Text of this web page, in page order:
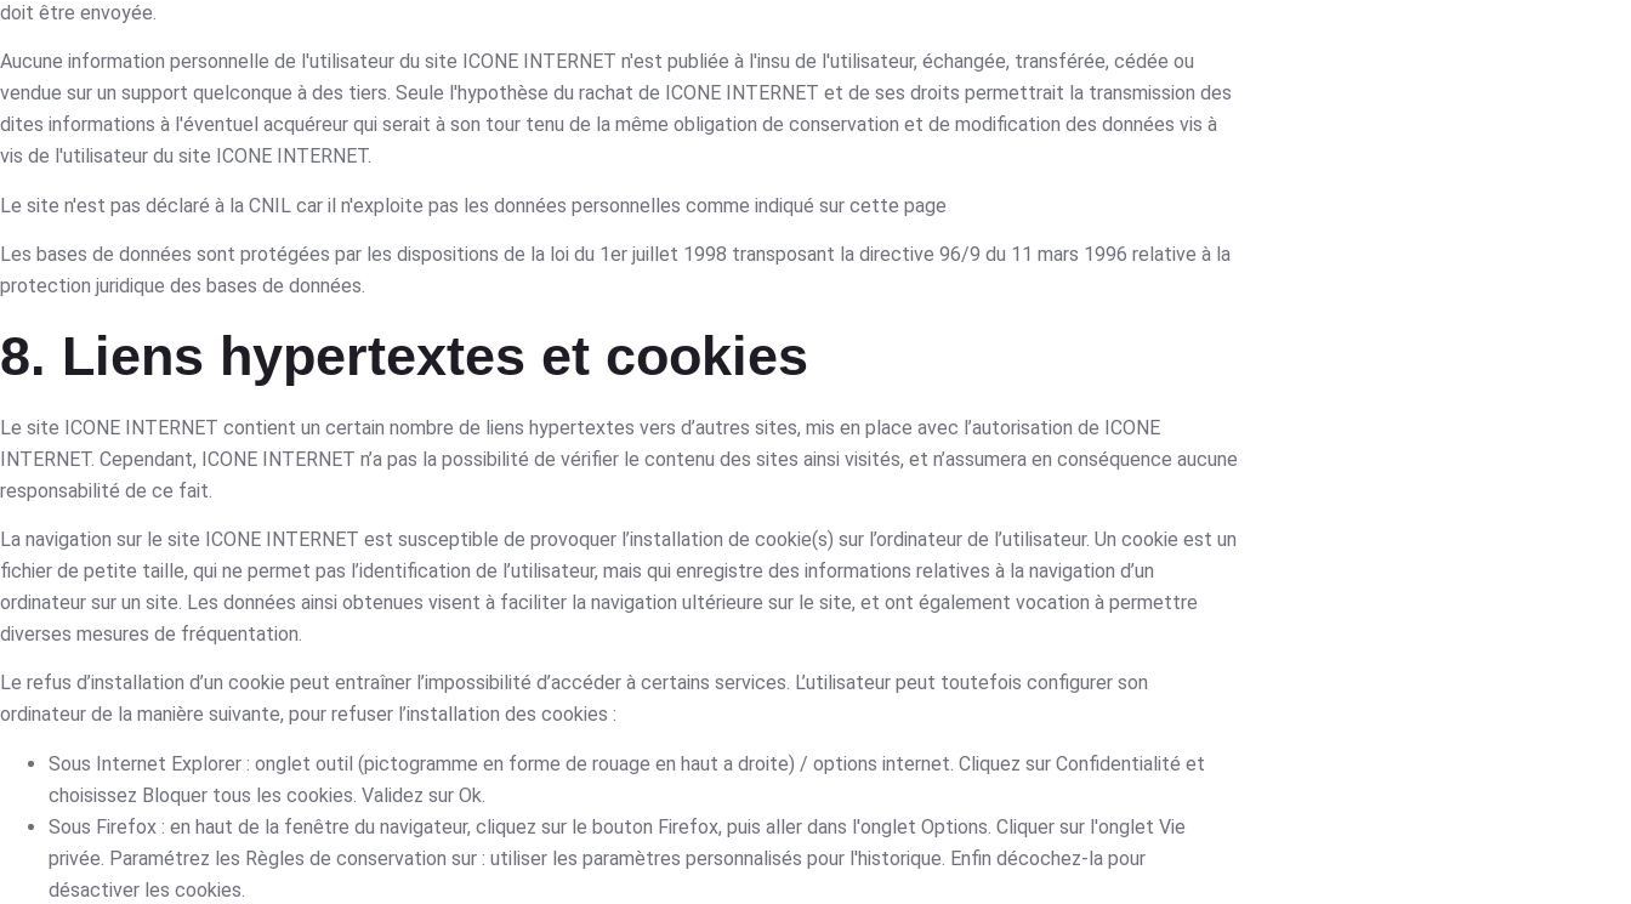
doit être envoyée.
Aucune information personnelle de l'utilisateur du site ICONE INTERNET n'est publiée à l'insu de l'utilisateur, échangée, transférée, cédée ou
vendue sur un support quelconque à des tiers. Seule l'hypothèse du rachat de ICONE INTERNET et de ses droits permettrait la transmission des
dites informations à l'éventuel acquéreur qui serait à son tour tenu de la même obligation de conservation et de modification des données vis à
vis de l'utilisateur du site ICONE INTERNET.
Le site n'est pas déclaré à la CNIL car il n'exploite pas les données personnelles comme indiqué sur cette page
Les bases de données sont protégées par les dispositions de la loi du 1er juillet 1998 transposant la directive 96/9 du 11 mars 1996 relative à la
protection juridique des bases de données.
8. Liens hypertextes et cookies
Le site ICONE INTERNET contient un certain nombre de liens hypertextes vers d’autres sites, mis en place avec l’autorisation de ICONE
INTERNET. Cependant, ICONE INTERNET n’a pas la possibilité de vérifier le contenu des sites ainsi visités, et n’assumera en conséquence aucune
responsabilité de ce fait.
La navigation sur le site ICONE INTERNET est susceptible de provoquer l’installation de cookie(s) sur l’ordinateur de l’utilisateur. Un cookie est un
fichier de petite taille, qui ne permet pas l’identification de l’utilisateur, mais qui enregistre des informations relatives à la navigation d’un
ordinateur sur un site. Les données ainsi obtenues visent à faciliter la navigation ultérieure sur le site, et ont également vocation à permettre
diverses mesures de fréquentation.
Le refus d’installation d’un cookie peut entraîner l’impossibilité d’accéder à certains services. L’utilisateur peut toutefois configurer son
ordinateur de la manière suivante, pour refuser l’installation des cookies :
Sous Internet Explorer : onglet outil (pictogramme en forme de rouage en haut a droite) / options internet. Cliquez sur Confidentialité et
choisissez Bloquer tous les cookies. Validez sur Ok.
Sous Firefox : en haut de la fenêtre du navigateur, cliquez sur le bouton Firefox, puis aller dans l'onglet Options. Cliquer sur l'onglet Vie
privée. Paramétrez les Règles de conservation sur : utiliser les paramètres personnalisés pour l'historique. Enfin décochez-la pour
désactiver les cookies.